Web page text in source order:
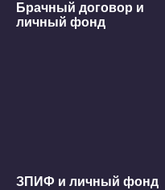
Брачный договор и
личный фонд
ЗПИФ и личный фонд